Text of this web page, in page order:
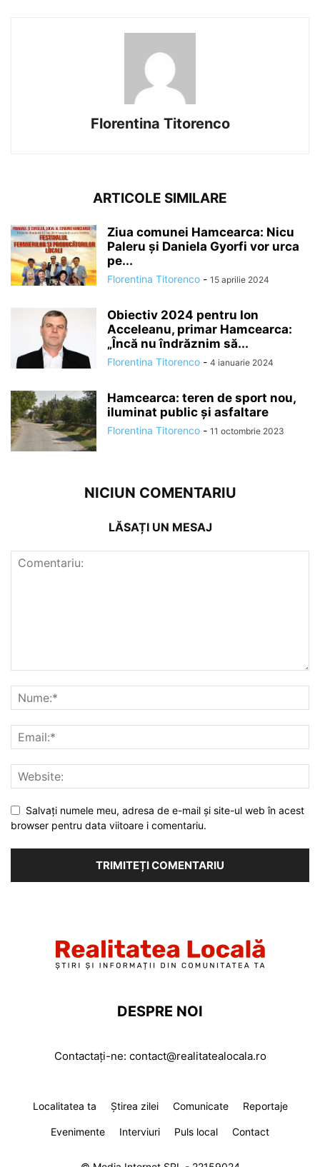
Florentina Titorenco
ARTICOLE SIMILARE
Ziua comunei Hamcearca: Nicu
Paleru și Daniela Gyorfi vor urca
pe...
Florentina Titorenco - 15 aprilie 2024
Obiectiv 2024 pentru Ion
Acceleanu, primar Hamcearca:
„Încă nu îndrăznim să...
Florentina Titorenco - 4 ianuarie 2024
Hamcearca: teren de sport nou,
iluminat public și asfaltare
Florentina Titorenco - 11 octombrie 2023
NICIUN COMENTARIU
LĂSAȚI UN MESAJ
Salvați numele meu, adresa de e-mail și site-ul web în acest
browser pentru data viitoare i comentariu.
DESPRE NOI
Contactați-ne: contact@realitatealocala.ro
Localitatea ta Știrea zilei Comunicate Reportaje
Evenimente Interviuri Puls local Contact